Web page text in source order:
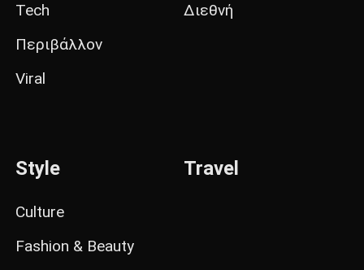
Tech
Περιβάλλον
Viral
Διεθνή
Style
Culture
Fashion & Beauty
Travel